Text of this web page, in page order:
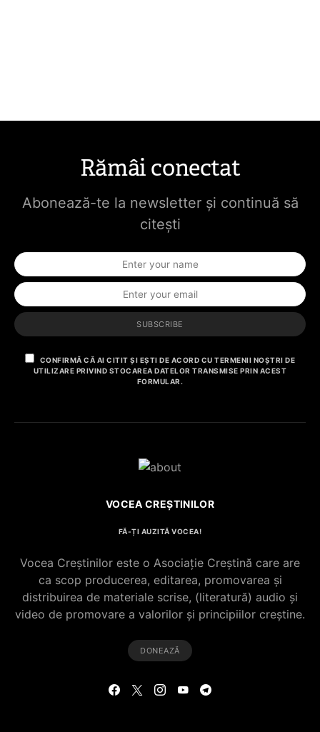
Rămâi conectat
Abonează-te la newsletter și continuă să
citești
SUBSCRIBE
CONFIRMĂ CĂ AI CITIT ȘI EȘTI DE ACORD CU TERMENII NOȘTRI DE
UTILIZARE PRIVIND STOCAREA DATELOR TRANSMISE PRIN ACEST
FORMULAR.
VOCEA CREȘTINILOR
FĂ-ȚI AUZITĂ VOCEA!
Vocea Creștinilor este o Asociație Creștină care are
ca scop producerea, editarea, promovarea și
distribuirea de materiale scrise, (literatură) audio și
video de promovare a valorilor și principiilor creștine.
DONEAZĂ